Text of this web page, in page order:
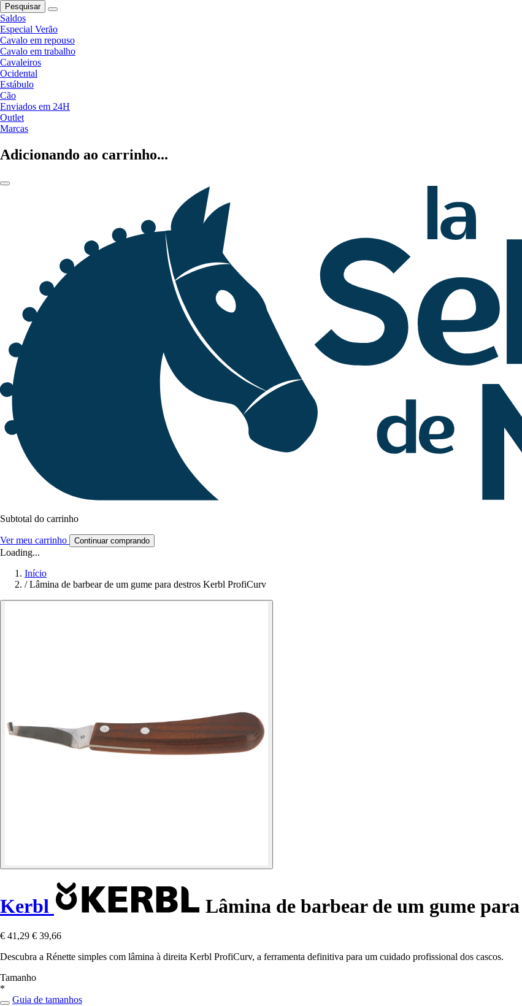
Pesquisar
Saldos
Especial Verão
Cavalo em repouso
Cavalo em trabalho
Cavaleiros
Ocidental
Estábulo
Cão
Enviados em 24H
Outlet
Marcas
Adicionando ao carrinho...
Subtotal do carrinho
Ver meu carrinho Continuar comprando
Loading...
Início
/ Lâmina de barbear de um gume para destros Kerbl ProfiCurv
Kerbl Lâmina de barbear de um gume
€ 41,29 € 39,66
Descubra a Rénette simples com lâmina à direita Kerbl ProfiCurv, a ferramenta definitiva para um cuidado profissional dos cascos.
Tamanho
*
Guia de tamanhos